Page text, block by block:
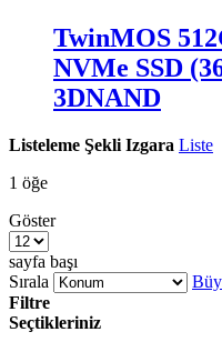
TwinMOS
NVMe SSD
3DNAND
Listeleme Şekli Izgara Liste
1 öğe
Göster
sayfa başı
Sırala
Filtre
Seçtikleriniz